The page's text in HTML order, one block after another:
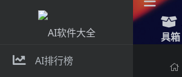
AI排行榜
具箱